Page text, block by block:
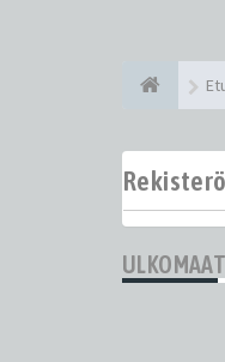
ULKOMAAT